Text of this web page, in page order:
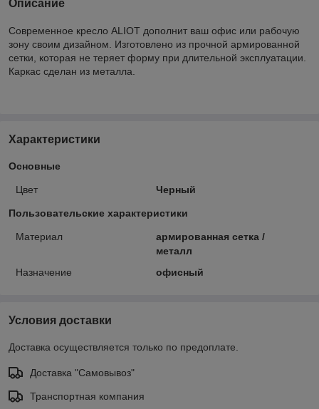
Описание
Современное кресло ALIOT дополнит ваш офис или рабочую
зону своим дизайном. Изготовлено из прочной армированной
сетки, которая не теряет форму при длительной эксплуатации.
Каркас сделан из металла.
Характеристики
Основные
Цвет Черный
Пользовательские характеристики
Материал
армированная сетка /
металл
Назначение
офисный
Условия доставки
Доставка осуществляется только по предоплате.
Доставка "Самовывоз"
Транспортная компания